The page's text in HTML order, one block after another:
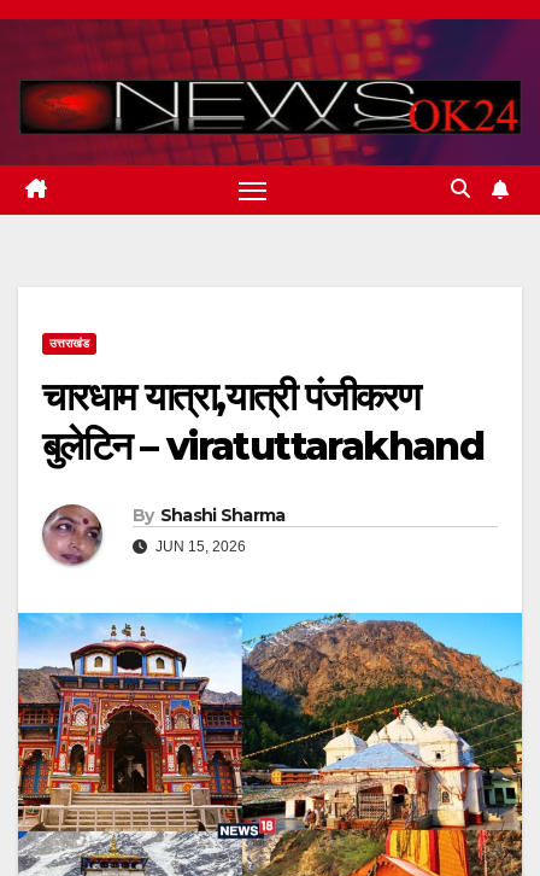
Skip
content
उत्तराखंड
चारधाम यात्रा,यात्री पंजीकरण
बुलेटिन – viratuttarakhand
By Shashi Sharma
JUN 15, 2026